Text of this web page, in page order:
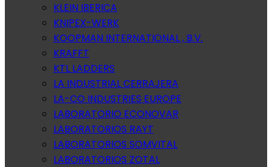
KLEIN IBERICA
KNIPEX-WERK
KOOPMAN INTERNATIONAL , B.V.
KRAFFT
KTL LADDERS
LA INDUSTRIAL CERRAJERA
LA-CO INDUSTRIES EUROPE
LABORATORIO ECONOVAR
LABORATORIOS RAYT
LABORATORIOS SOMVITAL
LABORATORIOS ZOTAL